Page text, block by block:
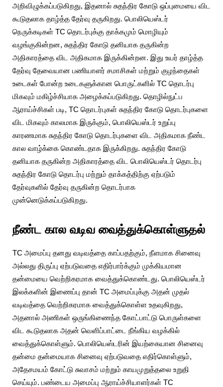
அறிவிழுக்கப்படுகிறது, இதனால் சுதந்திர கோடு ஒப்புமையை விட
கூடுதலாக தாழ்த்த தேர்வு தருகிறது. பொலியெஸ்டர்
நெருக்கடிகள் TC தொடர்புக்கு தாக்கமும் மொழியும்
வழங்குகின்றன, சுதந்திர கோடு தனியாக தருகின்ற
அதிகாரத்தை விட அதிகமாக இருக்கின்றன. இது உயர் தாழ்த்த
தேர்வு தேவையான பணியாளர் சமாசிகள் மற்றும் குழந்தைகள்
உடைகள் போன்ற உடைகளுக்கான பொருட்களில் TC தொடர்பு
மிகவும் மகிழ்ச்சியாக அழைக்கப்படுகிறது. தொழில்நுட்ப
ஆராய்ச்சிகள் படி, TC தொடர்புகள் சுதந்திர கோடு தொடர்புகளை
விட மிகவும் காலமாக இருக்கும், பொலியெஸ்டர் உறுப்பு
காரணமாக சுதந்திர கோடு தொடர்புகளை விட அதிகமாக நீண்ட
கால வாழ்க்கை கொண்டதாக இருக்கிறது. சுதந்திர கோடு
தனியாக தருகின்ற அதிகாரத்தை விட பொலியெஸ்டர் தொடர்பு
சுதந்திர கோடு தொடர்பு மற்றும் தாக்கத்திற்கு ஏற்படும்
தேர்வுகளில் தேர்வு தருகின்ற தொடர்பாக
முன்னெடுக்கப்படுகிறது.
நீண்ட கால வடிவ வைத்துக்கொள்ளுதல்
TC அமைப்பு தனது வடிவத்தை காப்பதற்கும், நீளமாக சினைவு
அல்லது திருப்பு ஏற்படுவதை எதிர்பார்க்கும் முக்கியமான
தன்மையை வெற்றிகரமாக வைத்துக்கொண்டது. பொலியெஸ்டர்
இலக்களின் இணைப்பு தான் TC அமைப்புக்கு அதன் முதல்
வடிவத்தை வெற்றிகரமாக வைத்துக்கொள்ள உதவுகிறது,
அதனால் அணிகள் ஒருங்கிணைந்த கோட்பாட்டு பொருள்களை
விட கூடுதலாக அதன் வெளிப்பாட்டை நீங்கிய வழக்கில்
வைத்துக்கொள்ளும். பொலியெஸ்டரின் இயற்கையான சினைவு
தன்மை தன்மையாக சினைவு ஏற்படுவதை எதிர்கொள்ளும்,
அதேசமயம் கோட்டு சுவாசம் மற்றும் காயமுறுத்தலை உறுதி
செய்யும். பண்டைய அமைப்பு ஆராய்ச்சியாளர்கள் TC